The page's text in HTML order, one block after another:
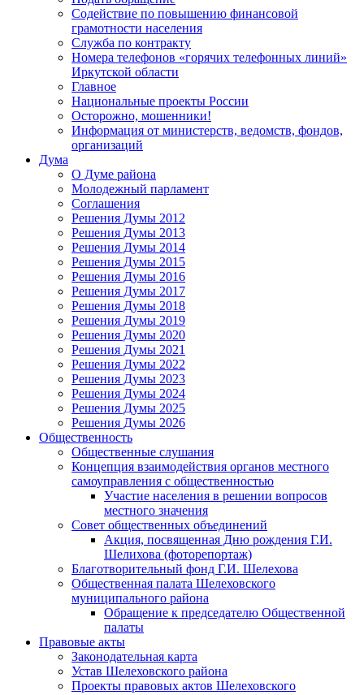
Содействие по повышению финансовой
грамотности населения
Служба по контракту
Номера телефонов «горячих телефонных линий»
Иркутской области
Главное
Национальные проекты России
Осторожно, мошенники!
Информация от министерств, ведомств, фондов,
организаций
Дума
О Думе района
Молодежный парламент
Соглашения
Решения Думы 2012
Решения Думы 2013
Решения Думы 2014
Решения Думы 2015
Решения Думы 2016
Решения Думы 2017
Решения Думы 2018
Решения Думы 2019
Решения Думы 2020
Решения Думы 2021
Решения Думы 2022
Решения Думы 2023
Решения Думы 2024
Решения Думы 2025
Решения Думы 2026
Общественность
Общественные слушания
Концепция взаимодействия органов местного
самоуправления с общественностью
Участие населения в решении вопросов
местного значения
Совет общественных объединений
Акция, посвященная Дню рождения Г.И.
Шелихова (фоторепортаж)
Благотворительный фонд Г.И. Шелехова
Общественная палата Шелеховского
муниципального района
Обращение к председателю Общественной
палаты
Правовые акты
Законодательная карта
Устав Шелеховского района
Проекты правовых актов Шелеховского